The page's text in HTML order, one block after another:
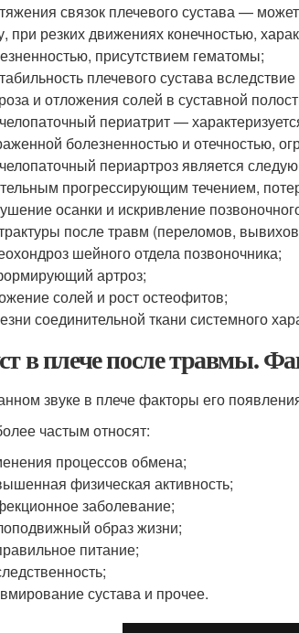
связок плечевого сустава —
при резких движениях конечностью,
присутствием гематомы;
плечевого сустава
и отложения солей в суставной
периатрит —
болезненностью и отечностью,
периартроз является
прогрессирующим течением,
осанки и искривление
после травм (переломов,
шейного отдела позвоночника;
артроз;
солей и рост остеофитов;
соединительной ткани системного
в плече после травмы.
звуке в плече факторы его
частым относят:
процессов обмена;
физическая активность;
заболевание;
образ жизни;
питание;
сустава и прочее.